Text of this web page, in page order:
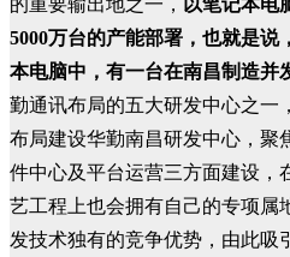
的重要输出地之一， 以笔记本电
5000万台的产能部署，也就是说
本电脑中，有一台在南昌制造并
勤通讯布局的五大研发中心之一
布局建设华勤南昌研发中心，聚
件中心及平台运营三方面建设，
艺工程上也会拥有自己的专项属
发技术独有的竞争优势，由此吸